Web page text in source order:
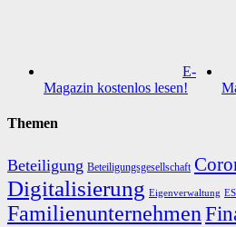
E-
Magazin kostenlos lesen!
Themen
Beteiligung Beteiligungsgesellschaft
Digitalisierung Eigenverwaltung
Familienunternehmen